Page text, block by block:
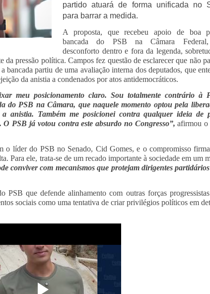
partido atuará de forma unificada no
para barrar a medida.
A proposta, que recebeu apoio de boa
bancada do PSB na Câmara
desconforto dentro e fora da legenda,
pressão política. Campos fez questão de esclarecer que não
bancada partiu de uma avaliação interna dos deputados, que
da anistia a condenados por atos antidemocráticos.
meu posicionamento claro. Sou totalmente contrário à
do PSB na Câmara, que naquele momento optou pela
anistia. Também me posicionei contra qualquer ideia de
PSB já votou contra este absurdo no Congresso”, afirmou o
o líder do PSB no Senado, Cid Gomes, e o compromisso
Para ele, trata-se de um recado importante à sociedade em um
conviver com mecanismos que protejam dirigentes
PSB que defende alinhamento com outras forças
sociais como uma tentativa de criar privilégios políticos em